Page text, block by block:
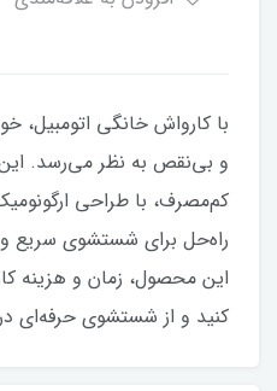
با کارواش خانگی اتومبیل،
و بی‌نقص به نظر می‌رسد. این
کم‌مصرف، با طراحی
راه‌حل برای شستشوی سریع
این محصول، زمان و هزینه
کنید و از شستشوی حرفه‌ای